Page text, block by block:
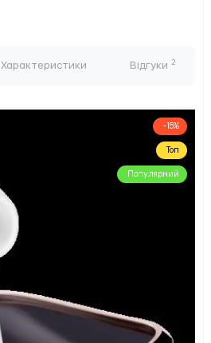
Характеристики Відгуки 2
-15%
Топ
Популярний